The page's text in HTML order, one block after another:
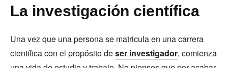
La investigación científica
Una vez que una persona se matricula en una carrera
científica con el propósito deser investigador, comienza